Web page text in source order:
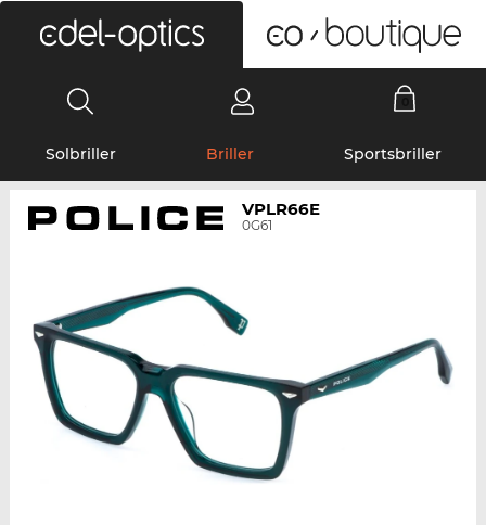
Solbriller Briller Sportsbriller
VPLR66E
0G61